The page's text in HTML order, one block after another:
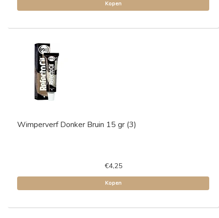
Kopen
Wimperverf Donker Bruin 15 gr (3)
€4,25
Kopen